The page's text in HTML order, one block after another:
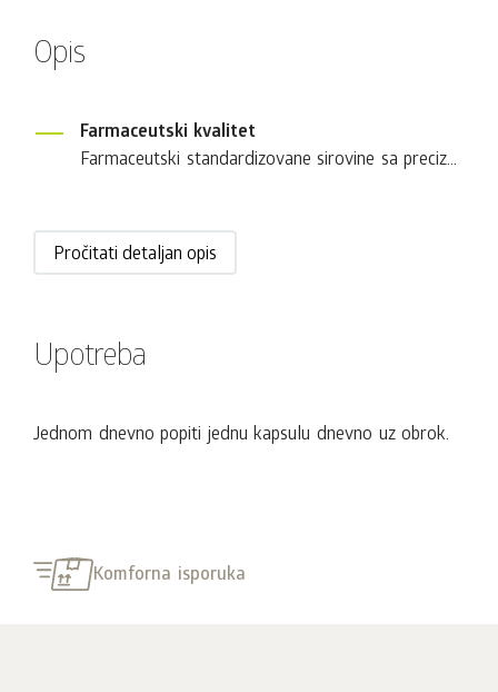
Opis
Farmaceutski kvalitet
Farmaceutski standardizovane sirovine sa preciz...
Pročitati detaljan opis
Upotreba
Jednom dnevno popiti jednu kapsulu dnevno uz obrok.
Komforna isporuka